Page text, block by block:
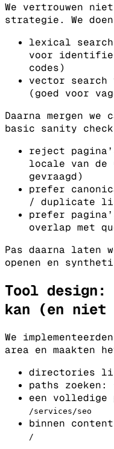
We vertrouwen
strategie.
We
lexical
voor
codes)
vector search
(goed voor
Daarna mergen we
basic sanity
reject
locale van
gevraagd)
prefer
/ duplicate
prefer
overlap met
Pas daarna laten
openen en
Tool
kan (en niet
We
area en maakten
directories
paths zoeken:
een volledige
/services/seo
binnen
/